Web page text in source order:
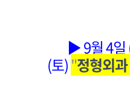
▶ 9월 4일
(토)"정형외